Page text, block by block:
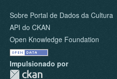
Sobre Portal de Dados da Cultura
API do CKAN
Open Knowledge Foundation
Impulsionado por